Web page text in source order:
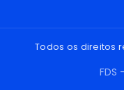
Todos os direitos
FDS